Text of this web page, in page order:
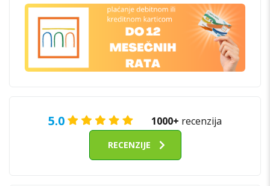
5.0 1000+ recenzija
RECENZIJE